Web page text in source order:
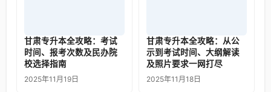
甘肃专升本全攻略：考试
时间、报考次数及民办院
校选择指南
2025年11月19日
甘肃专升本全攻略：从公
示到考试时间、大纲解读
及照片要求一网打尽
2025年11月18日